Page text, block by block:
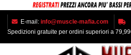
E-mail: info@muscle-mafia.com
Spedizioni gratuite per ordini superiori a